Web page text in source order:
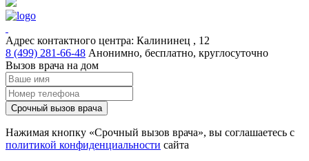
Адрес контактного центра: Калининец , 12
8 (499) 281-66-48 Анонимно, бесплатно, круглосуточно
Вызов врача на дом
Срочный вызов врача
Нажимая кнопку «Срочный вызов врача», вы соглашаетесь с
политикой конфиденциальности сайта